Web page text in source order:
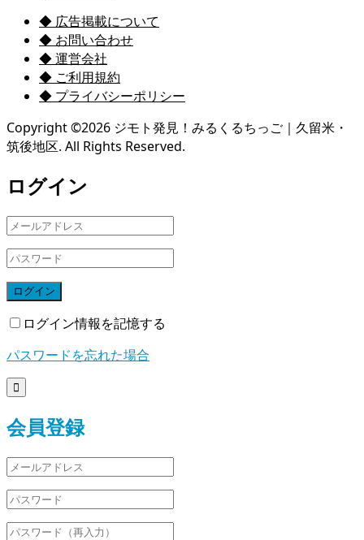
◆ 広告掲載について
◆ お問い合わせ
◆ 運営会社
◆ ご利用規約
◆ プライバシーポリシー
Copyright ©2026 ジモト発見！みるくるちっご｜久留米・
筑後地区. All Rights Reserved.
ログイン
ログイン
ログイン情報を記憶する
パスワードを忘れた場合

会員登録